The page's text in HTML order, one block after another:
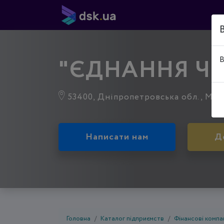
"ЄДНАННЯ
53400, Дніпропетровська обл.,
Написати нам
Головна Каталог підприємств Фінансові